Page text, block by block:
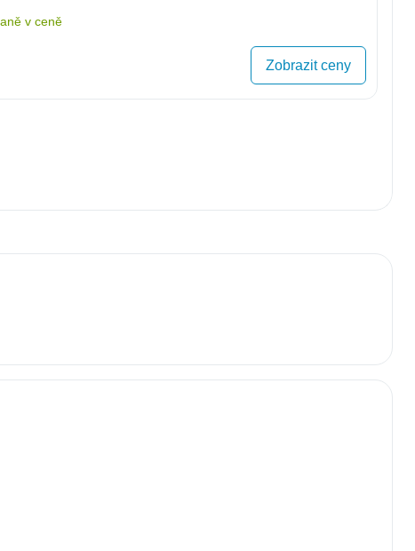
v ceně
Zobrazit ceny